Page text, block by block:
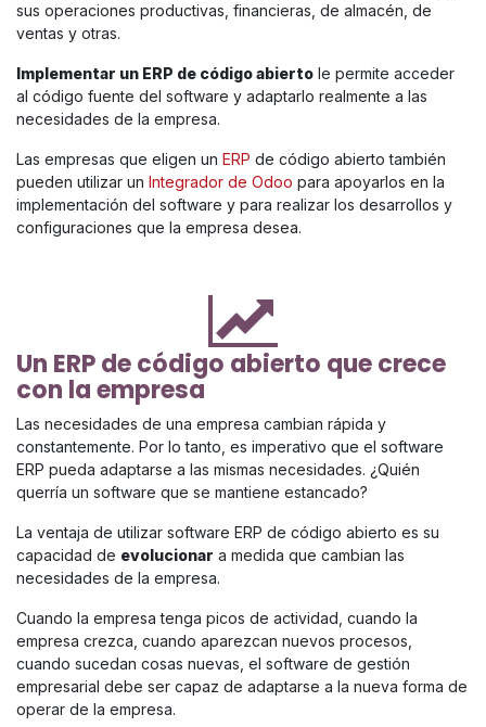
sus operaciones productivas, financieras, de almacén, de
ventas y otras.
Implementar un ERP de código abierto le permite acceder
al código fuente del software y adaptarlo realmente a las
necesidades de la empresa.
Las empresas que eligen un ERP de código abierto también
pueden utilizar un Integrador de Odoo para apoyarlos en la
implementación del software y para realizar los desarrollos y
configuraciones que la empresa desea.
Un ERP de código abierto que crece
con la empresa
Las necesidades de una empresa cambian rápida y
constantemente. Por lo tanto, es imperativo que el software
ERP pueda adaptarse a las mismas necesidades. ¿Quién
querría un software que se mantiene estancado?
La ventaja de utilizar software ERP de código abierto es su
capacidad de evolucionar a medida que cambian las
necesidades de la empresa.
Cuando la empresa tenga picos de actividad, cuando la
empresa crezca, cuando aparezcan nuevos procesos,
cuando sucedan cosas nuevas, el software de gestión
empresarial debe ser capaz de adaptarse a la nueva forma de
operar de la empresa.